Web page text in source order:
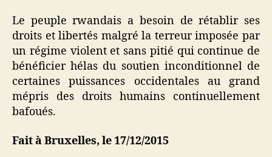
Le peuple rwandais a besoin de rétablir ses
droits et libertés malgré la terreur imposée par
un régime violent et sans pitié qui continue de
bénéficier hélas du soutien inconditionnel de
certaines puissances occidentales au grand
mépris des droits humains continuellement
bafoués.
Fait à Bruxelles, le 17/12/2015